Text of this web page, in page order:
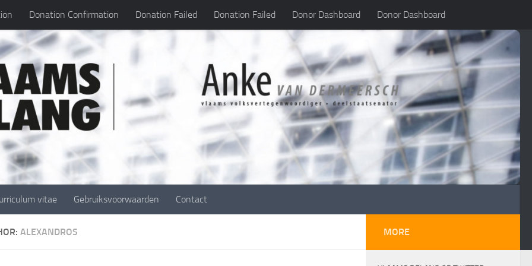
Donation Confirmation Donation Failed Donation Failed Donor Dashboard Donor Dashboard
vitae Gebruiksvoorwaarden Contact
ALEXANDROS MORE